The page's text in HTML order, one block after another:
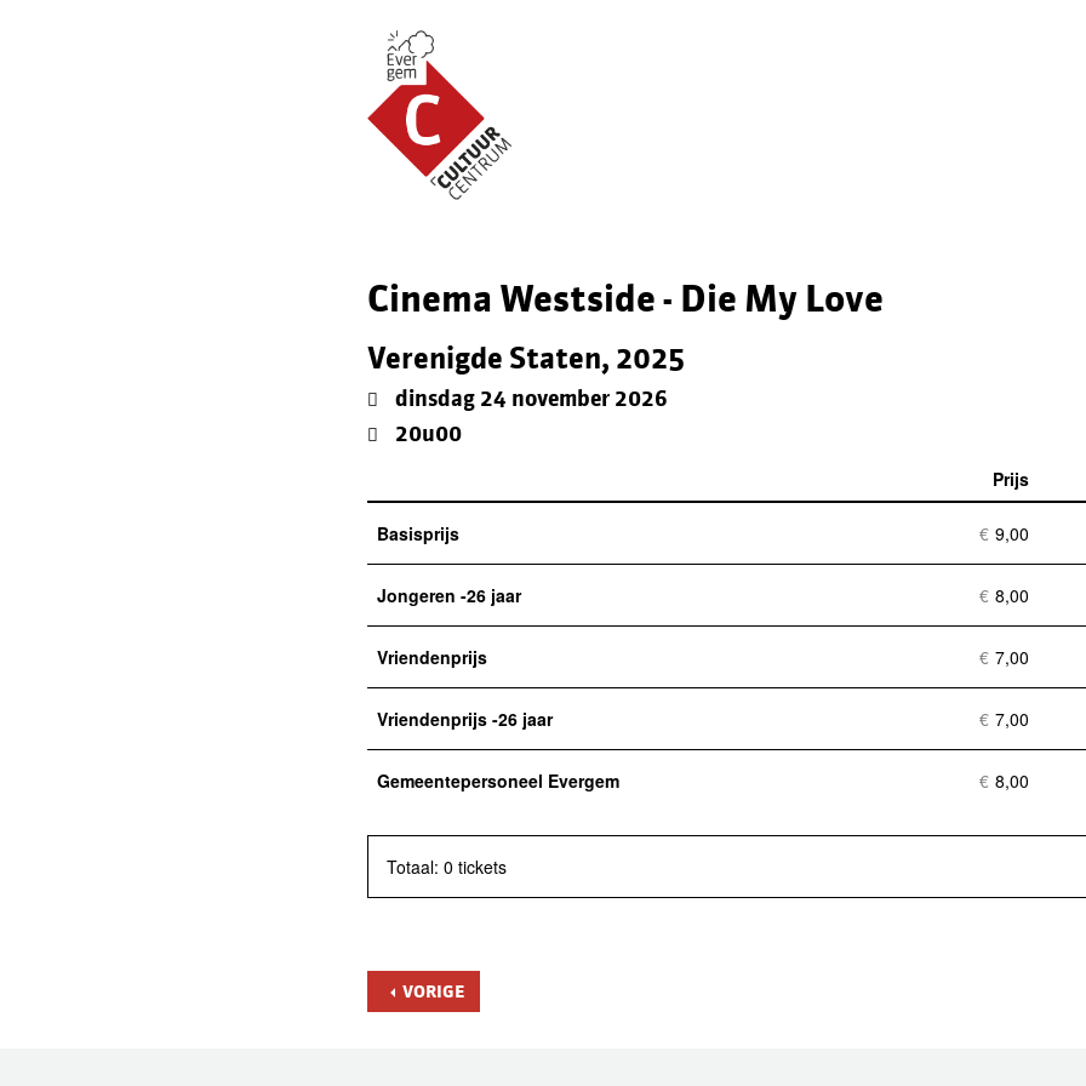
Cinema Westside - Die My Love
Verenigde Staten, 2025
dinsdag 24 november 2026
20u00
Prijs
Basisprijs
€ 9,00
Jongeren -26 jaar € 8,00
Vriendenprijs € 7,00
Vriendenprijs -26 jaar € 7,00
Gemeentepersoneel Evergem € 8,00
Totaal: 0 tickets
VORIGE